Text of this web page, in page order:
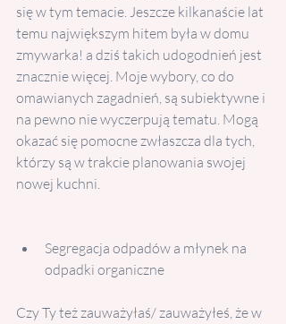
się w tym temacie. Jeszcze kilkanaście lat
temu największym hitem była w domu
zmywarka! a dziś takich udogodnień jest
znacznie więcej. Moje wybory, co do
omawianych zagadnień, są subiektywne i
na pewno nie wyczerpują tematu. Mogą
okazać się pomocne zwłaszcza dla tych,
którzy są w trakcie planowania swojej
nowej kuchni.
Segregacja odpadów a młynek na
odpadki organiczne
Czy Ty też zauważyłaś/ zauważyłeś, że w